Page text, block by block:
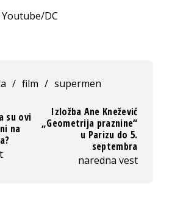
DC
/ film / supermen
su ovi
na
Izložba Ane Knežević
„Geometrija praznine“
u Parizu do 5.
septembra
naredna vest